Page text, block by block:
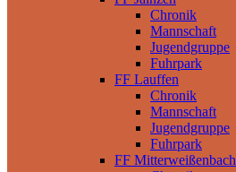
Chronik
Mannschaft
Jugendgruppe
Fuhrpark
FF Lauffen
Chronik
Mannschaft
Jugendgruppe
Fuhrpark
FF Mitterweißenbach